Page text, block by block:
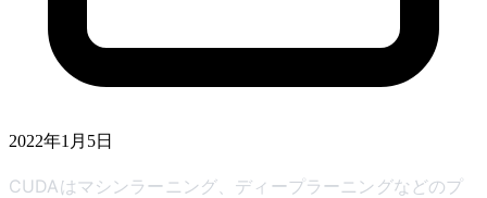
2022年1月5日
CUDAはマシンラーニング、ディープラーニングなどのプ